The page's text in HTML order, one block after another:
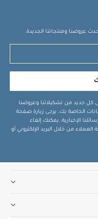
عروضنا ومنتجاتنا الجديدة.
كل جديد من تشكيلاتنا وعروضنا
الخاصة بك، يرجى زيارة صفحة
الإخبارية، يمكنك إلغاء
من خلال البريد الإلكتروني أو